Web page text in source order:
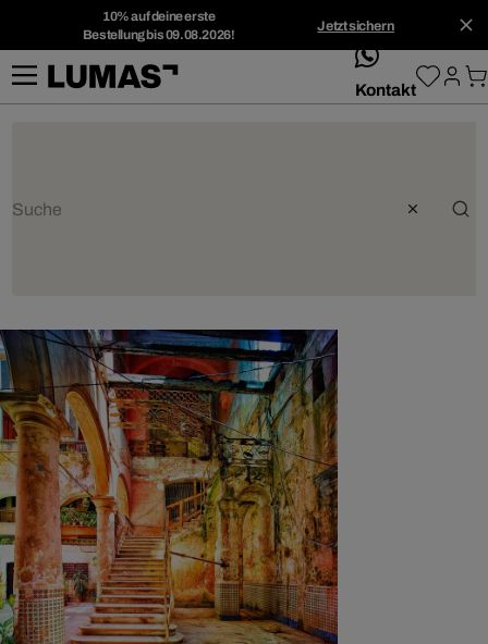
10% auf deine erste
Bestellung bis 09.08.2026!
Jetzt sichern
whatsApp
Kontakt